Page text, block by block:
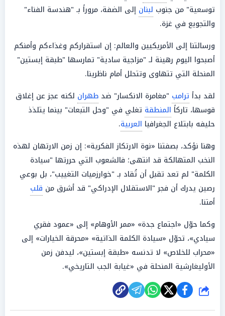
توسعية" من جنوب لبنان إلى الضفة، مروراً بـ "هندسة الفناء"
والتجويع في غزة.
ورسالتنا إلى الأمريكيين والعالم: إن استقراركم وغذاءكم وأمنكم
أصبحوا اليوم رهينة لـ "مزاجية سادية" تمارسها "طبقة إبستين"
المنحلة التي تتهاوى وتتحلل أمام ناظرينا.
لقد بدأ ترامب "مغامرة الانكسار" ضد طهران لكنه عجز عن إغلاق
قوسها، تاركاً المنطقة تغلي في "وحل التبعات" بينما يتلذذ
حليفه بابتلاع الجغرافيا العربية.
وهنا نؤكد، بصفتنا «نوة الارتكاز الفكرية»: إن زمن الارتهان لهذه
النخب المتهالكة قد انتهى؛ فالشعوب التي حررتها "سيادة
الكلمة" لم تعد تقبل أن تُقاد بـ "خوارزميات التغييب"، بل بوعي
رصين يدرك أن فجر "الاستقلال الإدراكي" قد أشرق من قلب
أمتنا.
وكما حوّل «اجتماع جدة» «ممر الأوهام» إلى «عمود فقري
سيادي»، تحوّل «سيادة الكلمة الذاتية» «محرقة الخيارات» إلى
«محراب للخلاص» لا تدنسه «طبقة إبستين»، ليدفن زمن
الأوليغارشية المنحلة في «غيابة الجب التاريخي».
شارك